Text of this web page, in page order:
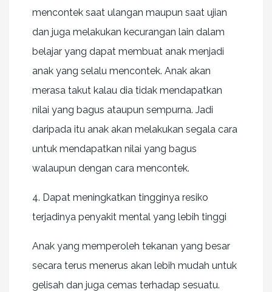
mencontek saat ulangan maupun saat ujian
dan juga melakukan kecurangan lain dalam
belajar yang dapat membuat anak menjadi
anak yang selalu mencontek. Anak akan
merasa takut kalau dia tidak mendapatkan
nilai yang bagus ataupun sempurna. Jadi
daripada itu anak akan melakukan segala cara
untuk mendapatkan nilai yang bagus
walaupun dengan cara mencontek.
4. Dapat meningkatkan tingginya resiko
terjadinya penyakit mental yang lebih tinggi
Anak yang memperoleh tekanan yang besar
secara terus menerus akan lebih mudah untuk
gelisah dan juga cemas terhadap sesuatu.